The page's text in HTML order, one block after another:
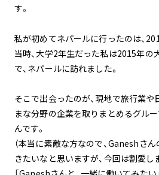
す。
私が初めてネパールに行ったのは、
当時、大学2年生だった私は2015年の
で、ネパールに訪れました。
そこで出会ったのが、現地で旅行業や
まな分野の企業を取りまとめるグル
んです。
（本当に素敵な方なので、Ganeshさ
きたいなと思いますが、今回は割愛し